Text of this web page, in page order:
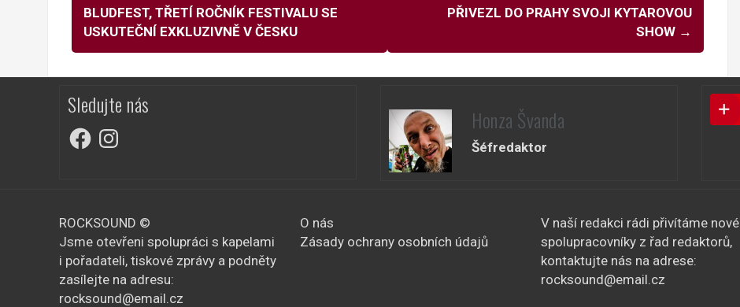
pro
příspěvky
BLUDFEST, TŘETÍ ROČNÍK FESTIVALU SE
USKUTEČNÍ EXKLUZIVNĚ V ČESKU
PŘIVEZL DO PRAHY SVOJI KYTAROVOU
SHOW →
Sledujte nás
FacebookInstagram Honza Švanda
Šéfredaktor
ROCKSOUND ©
Jsme otevřeni spolupráci s kapelami
i pořadateli, tiskové zprávy a podněty
zasílejte na adresu:
rocksound@email.cz
O nás
Zásady ochrany osobních údajů
V naší redakci rádi přivítáme nové
spolupracovníky z řad redaktorů,
kontaktujte nás na adrese:
rocksound@email.cz